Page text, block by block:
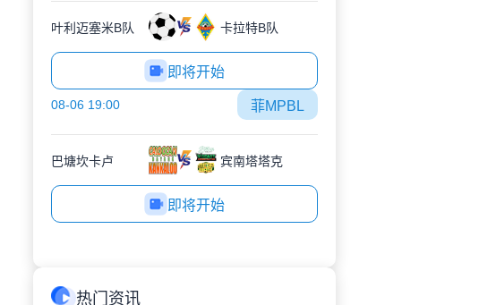
叶利迈塞米B队 卡拉特B队
即将开始
08-06 19:00 菲MPBL
巴塘坎卡卢 宾南塔塔克
即将开始
热门资讯